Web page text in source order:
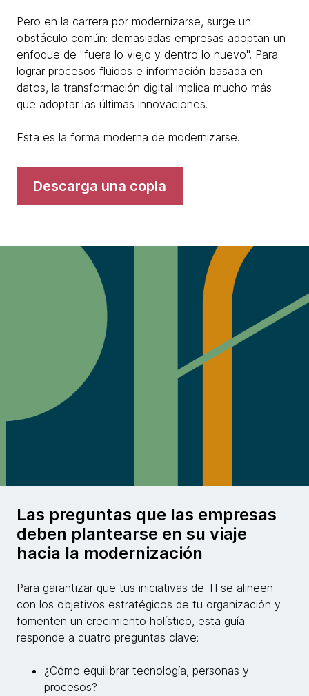
Pero en la carrera por modernizarse, surge un
obstáculo común: demasiadas empresas adoptan un
enfoque de "fuera lo viejo y dentro lo nuevo". Para
lograr procesos fluidos e información basada en
datos, la transformación digital implica mucho más
que adoptar las últimas innovaciones.
Esta es la forma moderna de modernizarse.
Descarga una copia
Las preguntas que las empresas
deben plantearse en su viaje
hacia la modernización
Para garantizar que tus iniciativas de TI se alineen
con los objetivos estratégicos de tu organización y
fomenten un crecimiento holístico, esta guía
responde a cuatro preguntas clave:
¿Cómo equilibrar tecnología, personas y
procesos?